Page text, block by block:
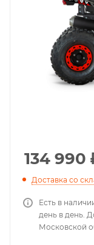
134 990
Доставка со
Есть в
день в день.
Московской